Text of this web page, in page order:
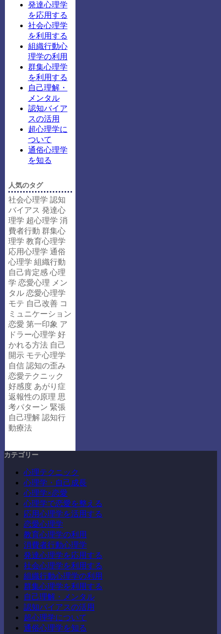
発達心理学
を応用する
社会心理学
を利用する
組織行動心
理学の利用
群集心理学
を利用する
自己理解・
メンタル
認知バイア
スの活用
超心理学に
ついて
通俗心理学
を知る
人気のタグ
社会心理学 認知
バイアス 発達心
理学 超心理学 消
費者行動 群集心
理学 教育心理学
応用心理学 通俗
心理学 組織行動
自己肯定感 心理
学 恋愛心理 メン
タル 恋愛心理学
モテ 自己改善 コ
ミュニケーション
恋愛 第一印象 ア
ドラー心理学 好
かれる方法 自己
開示 モテ心理学
自信 認知の歪み
恋愛テクニック
好感度 あがり症
返報性の原理 思
考パターン 緊張
自己理解 認知行
動療法
カテゴリー
心理テクニック
心理学・自己成長
心理学×恋愛
心理学で恋愛を整える
応用心理学を活用する
恋愛心理学
教育心理学の利用
消費者行動心理学
発達心理学を応用する
社会心理学を利用する
組織行動心理学の利用
群集心理学を利用する
自己理解・メンタル
認知バイアスの活用
超心理学について
通俗心理学を知る